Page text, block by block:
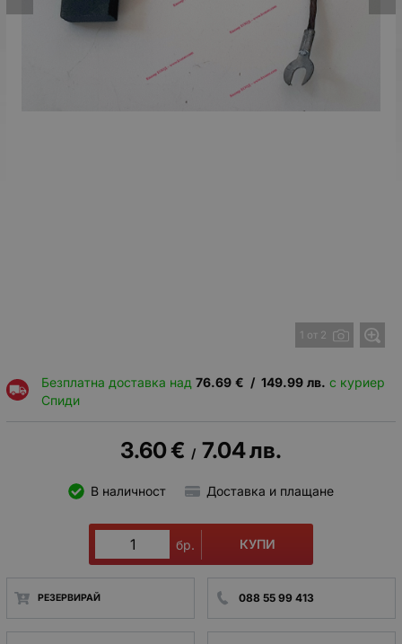
1 от 2
Безплатна доставка над 76.69 € / 149.99 лв. с куриер
Спиди
3.60€ / 7.04лв.
В наличност Доставка и плащане
бр. КУПИ
РЕЗЕРВИРАЙ 088 55 99 413